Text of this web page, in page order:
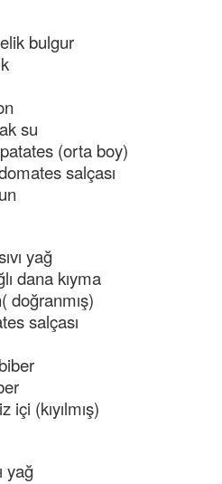
bulgur
su
(orta boy)
salçası
yağ
dana kıyma
doğranmış)
salçası
içi (kıyılmış)
yağ